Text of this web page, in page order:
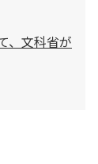
、文科省が